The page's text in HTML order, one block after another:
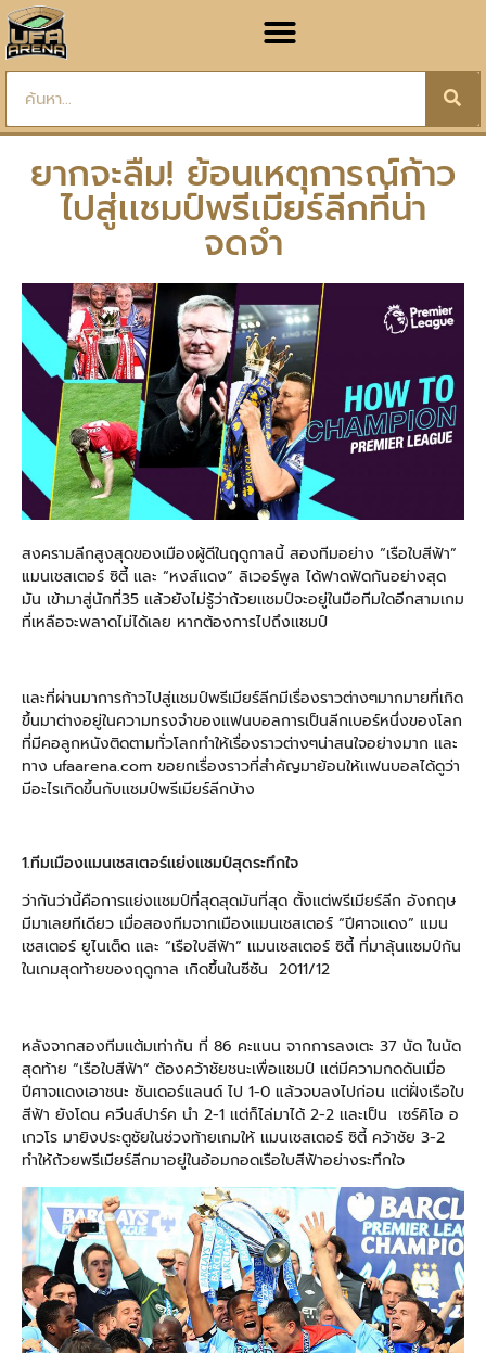
ยากจะลืม! ย้อนเหตุการณ์ก้าว
ไปสู่เเชมป์พรีเมียร์ลีกที่น่า
จดจำ
สงครามลีกสูงสุดของเมืองผู้ดีในฤดูกาลนี้ สองทีมอย่าง “เรือใบสีฟ้า”
แมนเชสเตอร์ ซิตี้ เเละ “หงส์เเดง” ลิเวอร์พูล ได้ฟาดฟัดกันอย่างสุด
มัน เข้ามาสู่นักที่35 เเล้วยังไม่รู้ว่าถ้วยเเชมป์จะอยู่ในมือทีมใดอีกสามเกม
ที่เหลือจะพลาดไม่ได้เลย หากต้องการไปถึงเเชมป์
เเละที่ผ่านมาการก้าวไปสู่เเชมป์พรีเมียร์ลีกมีเรื่องราวต่างๆมากมายที่เกิด
ขึ้นมาต่างอยู่ในความทรงจำของเเฟนบอลการเป็นลีกเบอร์หนึ่งของโลก
ที่มีคอลูกหนังติดตามทั่วโลกทำให้เรื่องราวต่างๆน่าสนใจอย่างมาก เเละ
ทาง ufaarena.com ขอยกเรื่องราวที่สำคัญมาย้อนให้เเฟนบอลได้ดูว่า
มีอะไรเกิดขึ้นกับเเชมป์พรีเมียร์ลีกบ้าง
1.ทีมเมืองเเมนเชสเตอร์เเย่งเเชมป์สุดระทึกใจ
ว่ากันว่านี้คือการเเย่งเเชมป์ที่สุดสุดมันที่สุด ตั้งเเต่พรีเมียร์ลีก อังกฤษ
มีมาเลยทีเดียว เมื่อสองทีมจากเมืองเเมนเชสเตอร์ “ปีศาจเเดง” แมน
เชสเตอร์ ยูไนเต็ด เเละ “เรือใบสีฟ้า” เเมนเชสเตอร์ ซิตี้ ที่มาลุ้นเเชมป์กัน
ในเกมสุดท้ายของฤดูกาล เกิดขึ้นในซีซัน 2011/12
หลังจากสองทีมเเต้มเท่ากัน ที่ 86 คะแนน จากการลงเตะ 37 นัด ในนัด
สุดท้าย “เรือใบสีฟ้า” ต้องคว้าชัยชนะเพื่อเเชมป์ เเต่มีความกดดันเมื่อ
ปีศาจเเดงเอาชนะ ซันเดอร์แลนด์ ไป 1-0 แล้วจบลงไปก่อน เเต่ฝั่งเรือใบ
สีฟ้า ยังโดน ควีนส์ปาร์ค นำ 2-1 เเต่ก็ไล่มาได้ 2-2 เเละเป็น เซร์คิโอ อ
เกวโร มายิงประตูชัยในช่วงท้ายเกมให้ เเมนเชสเตอร์ ซิตี้ คว้าชัย 3-2
ทำให้ถ้วยพรีเมียร์ลีกมาอยู่ในอ้อมกอดเรือใบสีฟ้าอย่างระทึกใจ